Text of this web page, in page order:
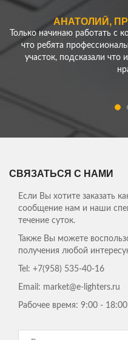
АНАТОЛИЙ,
Только начинаю работать с
что ребята
участок, подсказали
Нужно было сделать
Сбылись мои мечты, теперь
свежем
Мы давно с мужем
ничего не
специалистам из
все просто на
плане.
СВЯЗАТЬСЯ С НАМИ
Если Вы хотите заказать
сообщение нам и наши
течение суток.
Также Вы можете
получения любой
Tel: +7(958) 535-40-16
Email: market@e-lighters.ru
Рабочее время: 9:00 - 18:00